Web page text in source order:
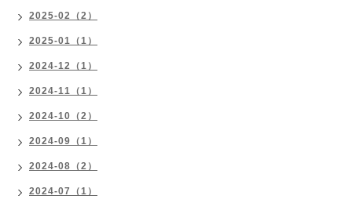
2025-02（2）
2025-01（1）
2024-12（1）
2024-11（1）
2024-10（2）
2024-09（1）
2024-08（2）
2024-07（1）